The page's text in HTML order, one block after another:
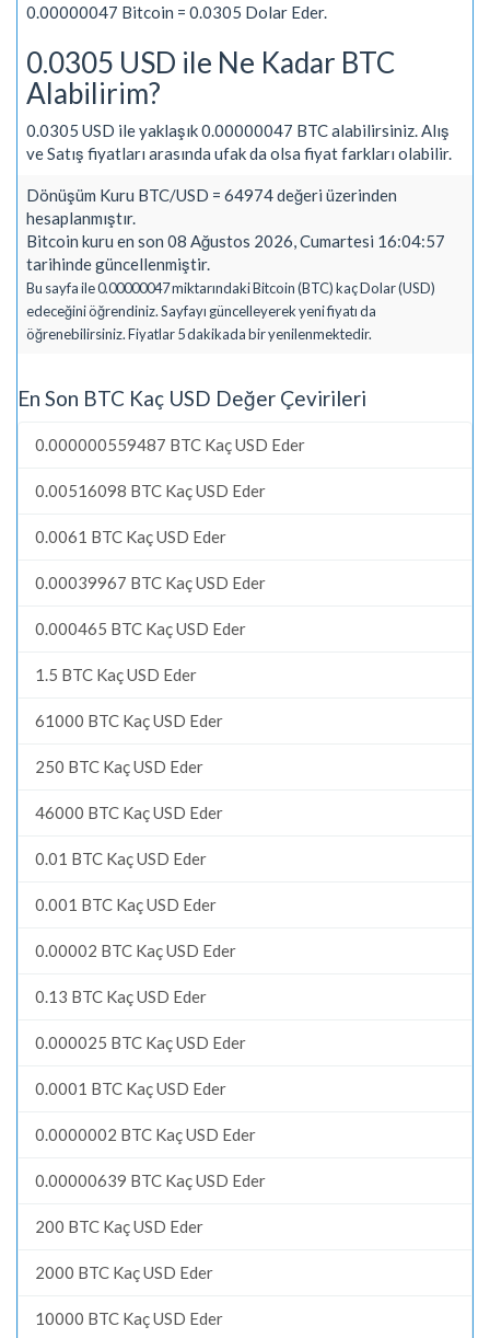
0.00000047 Bitcoin = 0.0305 Dolar Eder.
0.0305 USD ile Ne Kadar BTC
Alabilirim?
0.0305 USD ile yaklaşık 0.00000047 BTC alabilirsiniz. Alış
ve Satış fiyatları arasında ufak da olsa fiyat farkları olabilir.
Dönüşüm Kuru BTC/USD = 64974 değeri üzerinden
hesaplanmıştır.
Bitcoin kuru en son 08 Ağustos 2026, Cumartesi 16:04:57
tarihinde güncellenmiştir.
Bu sayfa ile 0.00000047 miktarındaki Bitcoin (BTC) kaç Dolar (USD)
edeceğini öğrendiniz. Sayfayı güncelleyerek yeni fiyatı da
öğrenebilirsiniz. Fiyatlar 5 dakikada bir yenilenmektedir.
En Son BTC Kaç USD Değer Çevirileri
0.000000559487 BTC Kaç USD Eder
0.00516098 BTC Kaç USD Eder
0.0061 BTC Kaç USD Eder
0.00039967 BTC Kaç USD Eder
0.000465 BTC Kaç USD Eder
1.5 BTC Kaç USD Eder
61000 BTC Kaç USD Eder
250 BTC Kaç USD Eder
46000 BTC Kaç USD Eder
0.01 BTC Kaç USD Eder
0.001 BTC Kaç USD Eder
0.00002 BTC Kaç USD Eder
0.13 BTC Kaç USD Eder
0.000025 BTC Kaç USD Eder
0.0001 BTC Kaç USD Eder
0.0000002 BTC Kaç USD Eder
0.00000639 BTC Kaç USD Eder
200 BTC Kaç USD Eder
2000 BTC Kaç USD Eder
10000 BTC Kaç USD Eder